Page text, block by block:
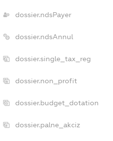
dossier.ndsPayer
dossier.ndsAnnul
dossier.single_tax_reg
dossier.non_profit
dossier.budget_dotation
dossier.palne_akciz